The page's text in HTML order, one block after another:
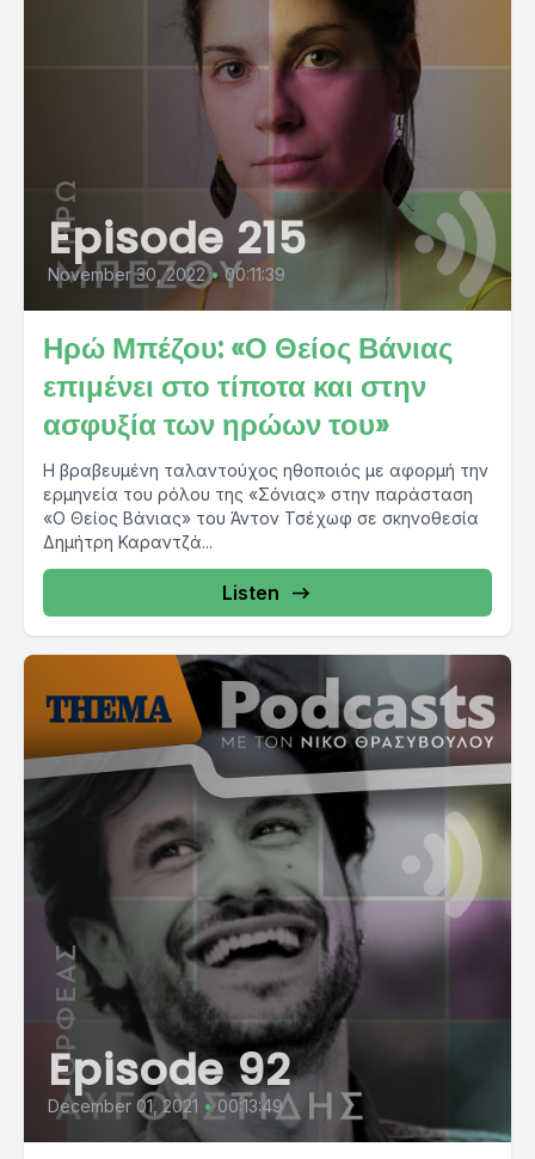
Episode 215
November 30, 2022 • 00:11:39
Ηρώ Μπέζου: «Ο Θείος Βάνιας
επιμένει στο τίποτα και στην
ασφυξία των ηρώων του»
Η βραβευμένη ταλαντούχος ηθοποιός με αφορμή την
ερμηνεία του ρόλου της «Σόνιας» στην παράσταση
«Ο Θείος Βάνιας» του Άντον Τσέχωφ σε σκηνοθεσία
Δημήτρη Καραντζά...
Listen
Episode 92
December 01, 2021 • 00:13:49